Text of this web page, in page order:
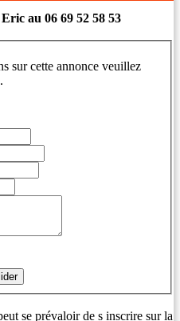
au 06 69 52 58 53
sur cette annonce veuillez
se prévaloir de s inscrire sur la